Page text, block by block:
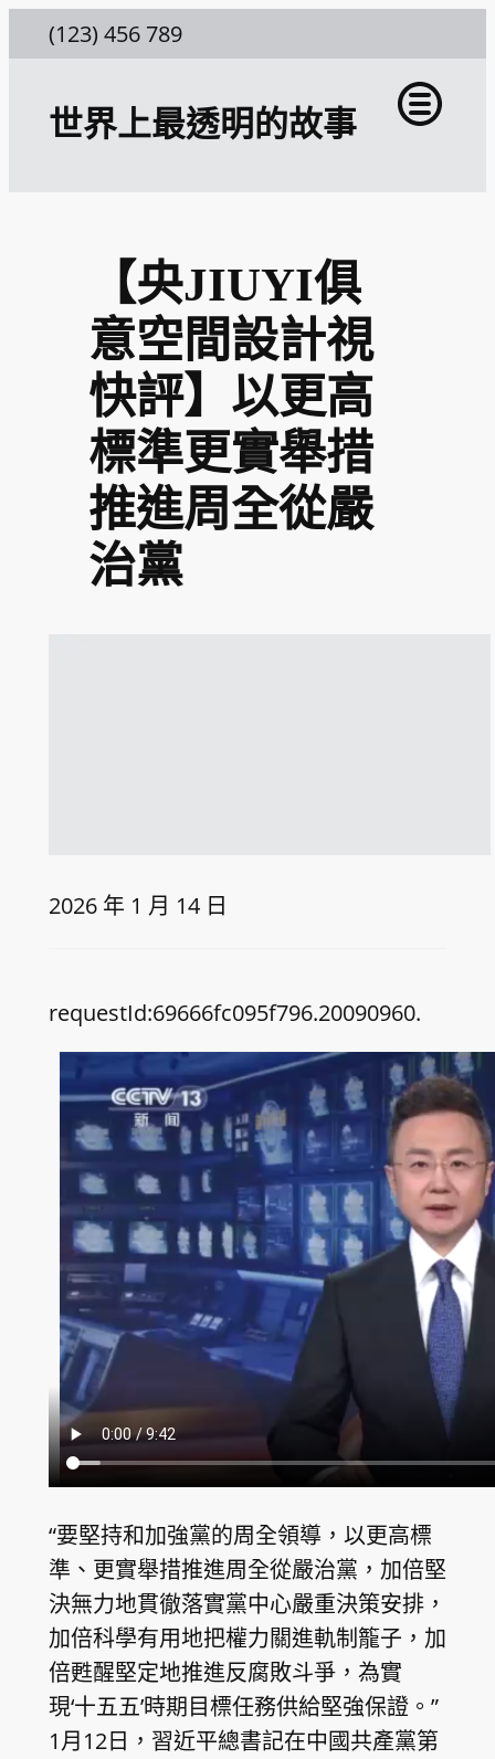
至
(123) 456 789
世界上最透明的故事
【央JIUYI俱
意空間設計視
快評】以更高
標準更實舉措
推進周全從嚴
治黨
2026 年 1 月 14 日
requestId:69666fc095f796.20090960.
“要堅持和加強黨的周全領導，以更高標
準、更實舉措推進周全從嚴治黨，加倍堅
決無力地貫徹落實黨中心嚴重決策安排，
加倍科學有用地把權力關進軌制籠子，加
倍甦醒堅定地推進反腐敗斗爭，為實
現‘十五五’時期目標任務供給堅強保證。”
1月12日，習近平總書記在中國共產黨第